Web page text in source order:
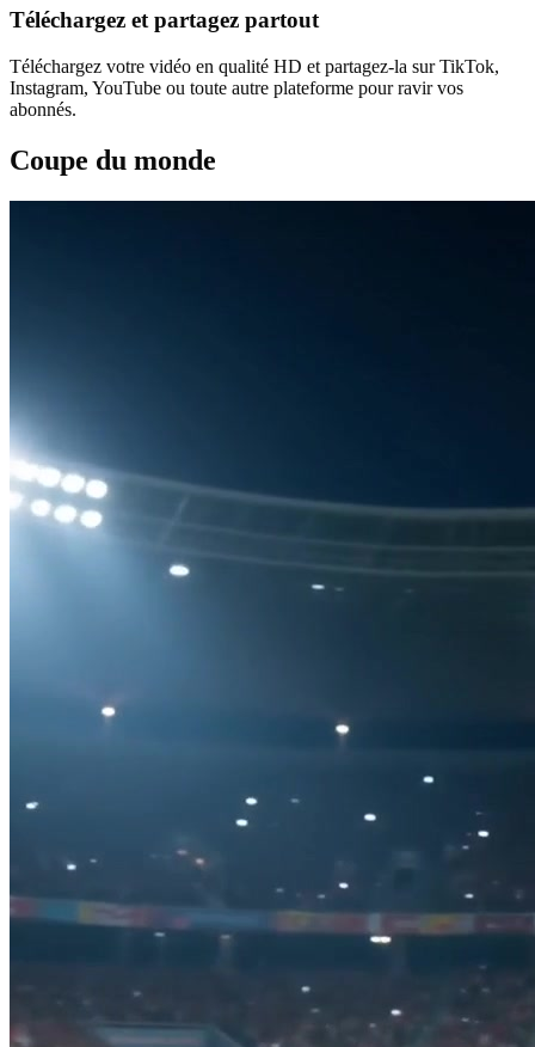
Téléchargez et partagez partout
Téléchargez votre vidéo en qualité HD et partagez-la sur TikTok,
Instagram, YouTube ou toute autre plateforme pour ravir vos
abonnés.
Coupe du monde